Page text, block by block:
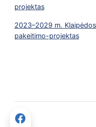
projektas
2023–2029 m.
pakeitimo-projektas